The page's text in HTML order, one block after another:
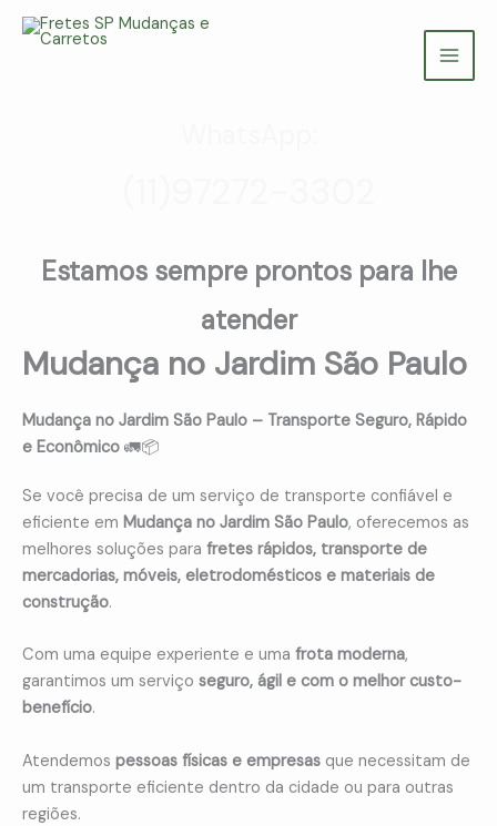
para
Estamos sempre prontos para lhe
atender
Mudança no Jardim São Paulo
Mudança no Jardim São Paulo – Transporte Seguro, Rápido
e Econômico 🚛📦
Se você precisa de um serviço de transporte confiável e
eficiente em Mudança no Jardim São Paulo, oferecemos as
melhores soluções para fretes rápidos, transporte de
mercadorias, móveis, eletrodomésticos e materiais de
construção.
Com uma equipe experiente e uma frota moderna,
garantimos um serviço seguro, ágil e com o melhor custo-
benefício.
Atendemos pessoas físicas e empresas que necessitam de
um transporte eficiente dentro da cidade ou para outras
regiões.